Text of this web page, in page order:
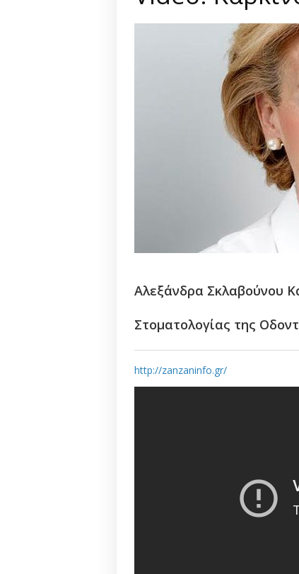
Αλεξάνδρα Σκλαβούνου
Στοματολογίας της
http://zanzaninfo.gr/